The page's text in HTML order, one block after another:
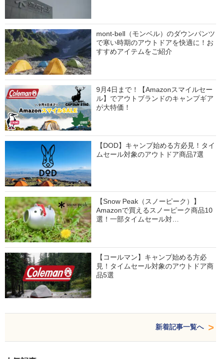
mont-bell（モンベル）のダウンパンツ
で寒い時期のアウトドアを快適に！お
すすめアイテムをご紹介
9月4日まで！【Amazonスマイルセー
ル】でアウトブランドのキャンプギア
が大特価！
【DOD】キャンプ始める方必見！タイ
ムセール対象のアウトドア商品7選
【Snow Peak（スノーピーク）】
Amazonで買えるスノーピーク商品10
選！一部タイムセール対…
【コールマン】キャンプ始める方必
見！タイムセール対象のアウトドア商
品5選
新着記事一覧へ